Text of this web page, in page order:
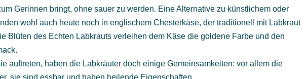
Gerinnen bringt, ohne sauer zu werden. Eine Alternative zu künstlichem oder
wohl auch heute noch in englischem Chesterkäse, der traditionell mit Labkraut
Blüten des Echten Labkrauts verleihen dem Käse die goldene Farbe und den
auftreten, haben die Labkräuter doch einige Gemeinsamkeiten: vor allem die
sie sind essbar und haben heilende Eigenschaften.